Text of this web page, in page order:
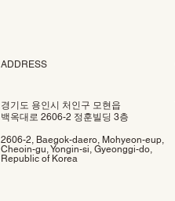
ADDRESS
경기도 용인시 처인구 모현읍
백옥대로 2606-2 정훈빌딩 3층
2606-2, Baegok-daero, Mohyeon-eup,
Cheoin-gu, Yongin-si, Gyeonggi-do,
Republic of Korea